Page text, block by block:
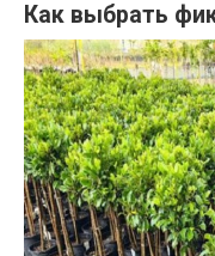
Как выбрать